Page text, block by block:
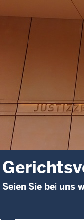
Seien Sie bei uns